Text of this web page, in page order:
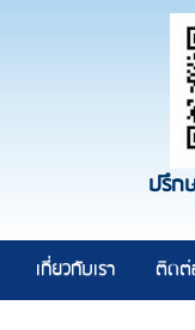
เกี่ยวกับเรา ติดต่
ปรึก